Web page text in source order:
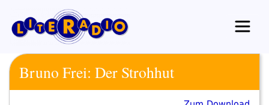
Inhalt
springen
Bruno Frei: Der Strohhut